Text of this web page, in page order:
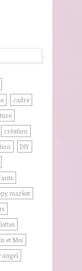
cadre
création
DIY
market
et Moi
angel